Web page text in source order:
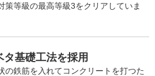
策等級の最高等級3をクリアしていま
タ基礎工法を採用
の鉄筋を入れてコンクリートを打つた